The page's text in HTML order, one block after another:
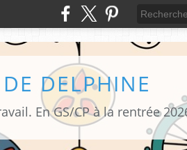
DELPHINE
En GS/CP à la rentrée